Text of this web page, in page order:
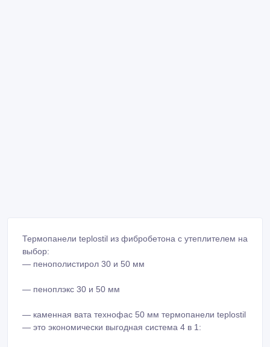
Термопанели teplostil из фибробетона с утеплителем на
выбор:
— пенополистирол 30 и 50 мм
— пеноплэкс 30 и 50 мм
— каменная вата технофас 50 мм термопанели teplostil
— это экономически выгодная система 4 в 1: